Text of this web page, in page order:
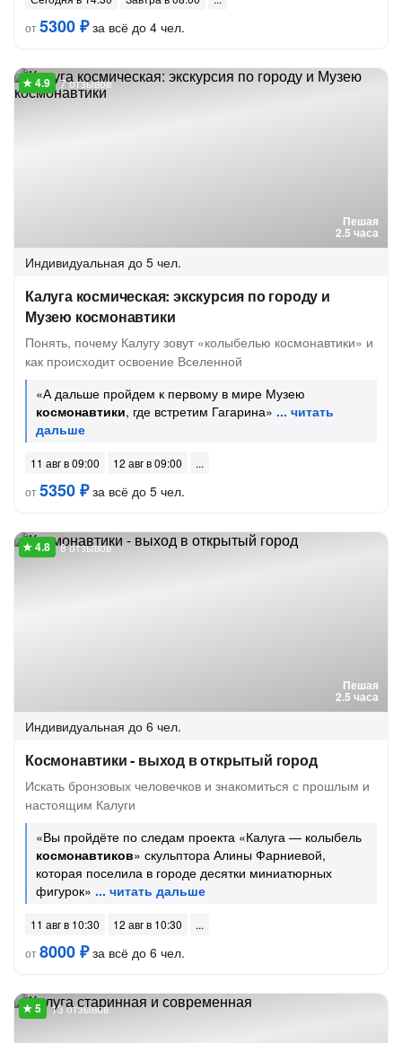
от5300 ₽за всё до 4 чел.
Пешая
2.5 часа
7 отзывов
Индивидуальная до 5 чел.
Калуга космическая: экскурсия по городу и
Музею космонавтики
Понять, почему Калугу зовут «колыбелью космонавтики» и
как происходит освоение Вселенной
«А дальше пройдем к первому в мире Музею
космонавтики, где встретим Гагарина»
11 авг в 09:00
12 авг в 09:00
от5350 ₽за всё до 5 чел.
Пешая
2.5 часа
8 отзывов
Индивидуальная до 6 чел.
Космонавтики - выход в открытый город
Искать бронзовых человечков и знакомиться с прошлым и
настоящим Калуги
«Вы пройдёте по следам проекта «Калуга — колыбель
космонавтиков» скульптора Алины Фарниевой,
которая поселила в городе десятки миниатюрных
фигурок»
11 авг в 10:30
12 авг в 10:30
от8000 ₽за всё до 6 чел.
13 отзывов